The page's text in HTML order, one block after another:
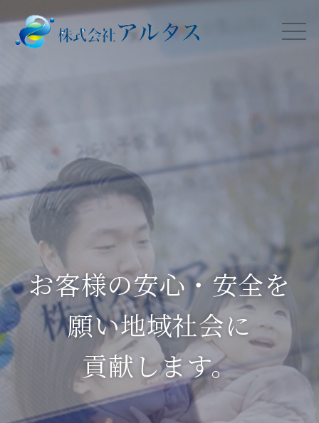
お客様の安心・安全を
願い地域社会に
貢献します。